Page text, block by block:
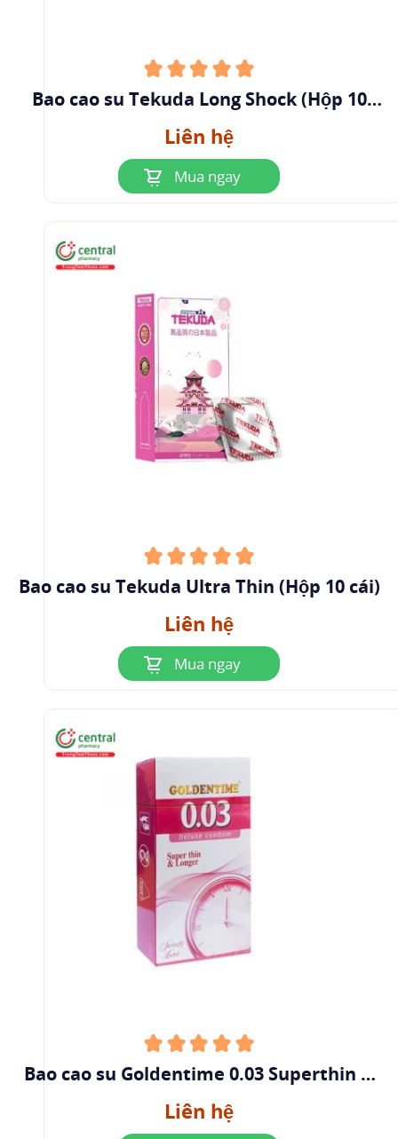
Bao cao su Tekuda Long Shock (Hộp 10
Liên hệ
Mua ngay
Bao cao su Tekuda Ultra Thin (Hộp 10 cái)
Liên hệ
Mua ngay
Bao cao su Goldentime 0.03 Superthin &
Liên hệ